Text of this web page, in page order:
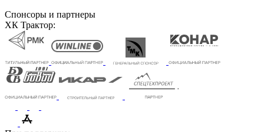
Спонсоры и партнеры
ХК Трактор: